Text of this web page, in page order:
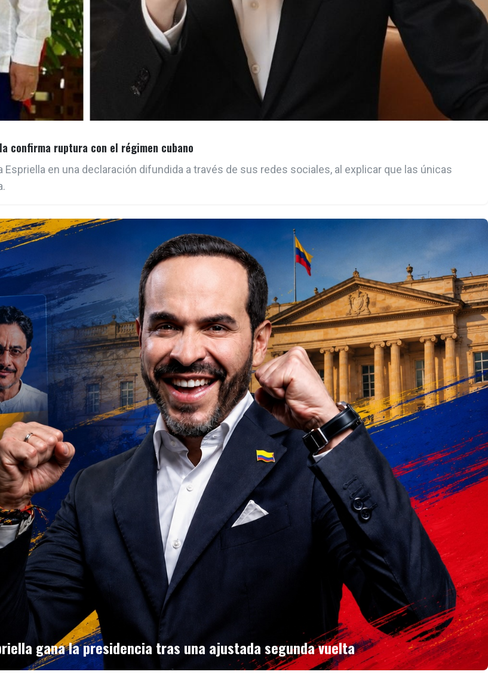
confirma ruptura con el régimen cubano
en una declaración difundida a través de sus redes sociales, al explicar que las únicas
gana la presidencia tras una ajustada segunda vuelta